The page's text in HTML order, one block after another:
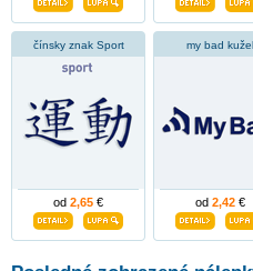
čínsky znak Sport
od 2,65 €
my bad kužel
od 2,42 €